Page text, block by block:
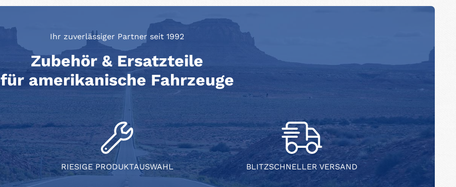
Ihr zuverlässiger Partner seit 1992
Zubehör & Ersatzteile
für amerikanische Fahrzeuge
RIESIGE PRODUKTAUSWAHL BLITZSCHNELLER VERSAND